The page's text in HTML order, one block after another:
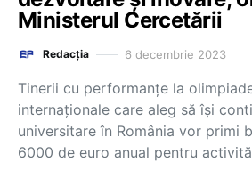
Ministerul Cercetării
Redacția 6 decembrie 2023
Tinerii cu performanțe la
internaționale care aleg să își
universitare în România vor primi
6000 de euro anual pentru